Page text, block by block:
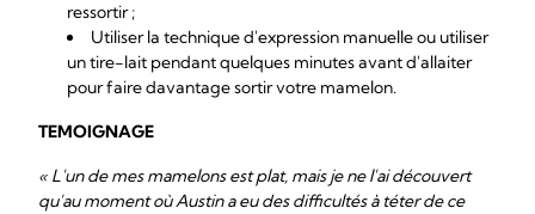
ressortir ;
Utiliser la technique d'expression manuelle ou utiliser
un tire-lait pendant quelques minutes avant d'allaiter
pour faire davantage sortir votre mamelon.
TEMOIGNAGE
« L'un de mes mamelons est plat, mais je ne l'ai découvert
qu'au moment où Austin a eu des difficultés à téter de ce